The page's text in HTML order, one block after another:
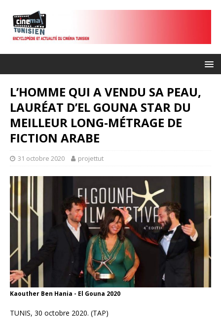
L’HOMME QUI A VENDU SA PEAU,
LAURÉAT D’EL GOUNA STAR DU
MEILLEUR LONG-MÉTRAGE DE
FICTION ARABE
31 octobre 2020 projettut
Kaouther Ben Hania - El Gouna 2020
TUNIS, 30 octobre 2020. (TAP)